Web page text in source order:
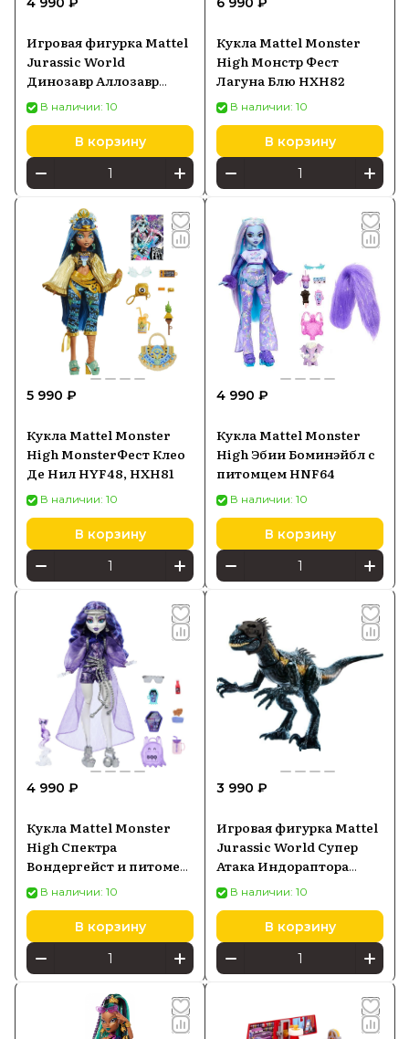
безопасности своей продукции, чтобы
обеспечить положительный опыт игры
для детей в разных возрастных группах.
Игровая фигурка Mattel
Jurassic World
Динозавр Аллозавр
HRX50
В наличии: 10
В корзину
Кукла Mattel Monster
High Монстр Фест
Лагуна Блю HXH82
В наличии: 10
В корзину
5 990 ₽
Кукла Mattel Monster
High MonsterФест Клео
Де Нил HYF48, HXH81
В наличии: 10
В корзину
4 990 ₽
Кукла Mattel Monster
High Эбии Боминэйбл с
питомцем HNF64
В наличии: 10
В корзину
4 990 ₽
Кукла Mattel Monster
High Спектра
Вондергейст и питомец
Руэнский хорек HXH77
В наличии: 10
В корзину
3 990 ₽
Игровая фигурка Mattel
Jurassic World Супер
Атака Индораптора
HKY12В наличии: 10
В корзину